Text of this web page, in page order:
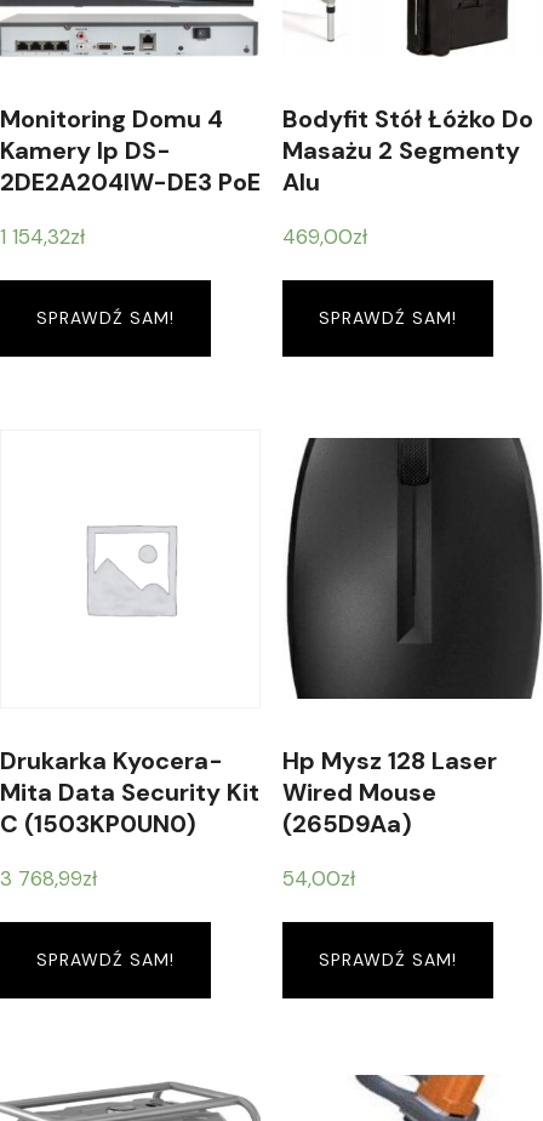
Monitoring Domu 4
Kamery Ip DS-
2DE2A204IW-DE3 PoE
1 154,32zł
SPRAWDŹ SAM!
Bodyfit Stół Łóżko Do
Masażu 2 Segmenty
Alu
469,00zł
SPRAWDŹ SAM!
Drukarka Kyocera-
Mita Data Security Kit
C (1503KP0UN0)
3 768,99zł
SPRAWDŹ SAM!
Hp Mysz 128 Laser
Wired Mouse
(265D9Aa)
54,00zł
SPRAWDŹ SAM!